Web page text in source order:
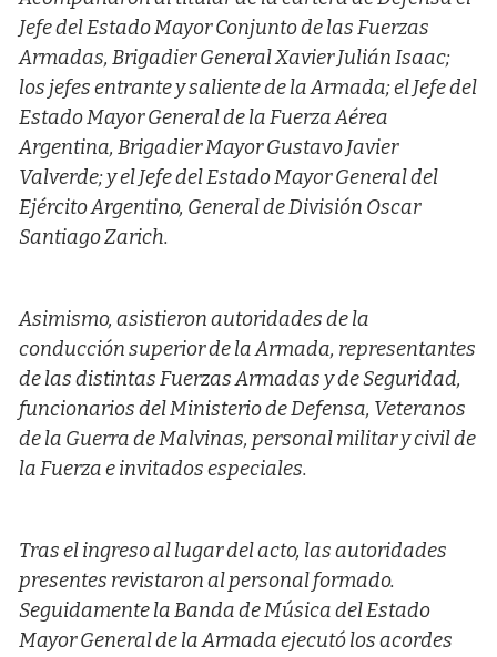
Jefe del Estado Mayor Conjunto de las Fuerzas
Armadas, Brigadier General Xavier Julián Isaac;
los jefes entrante y saliente de la Armada; el Jefe del
Estado Mayor General de la Fuerza Aérea
Argentina, Brigadier Mayor Gustavo Javier
Valverde; y el Jefe del Estado Mayor General del
Ejército Argentino, General de División Oscar
Santiago Zarich.
Asimismo, asistieron autoridades de la
conducción superior de la Armada, representantes
de las distintas Fuerzas Armadas y de Seguridad,
funcionarios del Ministerio de Defensa, Veteranos
de la Guerra de Malvinas, personal militar y civil de
la Fuerza e invitados especiales.
Tras el ingreso al lugar del acto, las autoridades
presentes revistaron al personal formado.
Seguidamente la Banda de Música del Estado
Mayor General de la Armada ejecutó los acordes